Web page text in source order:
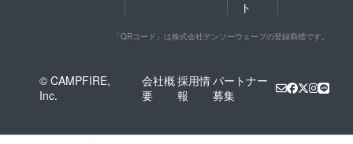
ト
「QRコード」は株式会社デンソーウェーブの登録商標です。
© CAMPFIRE,
Inc.
会社概
要
採用情
報
パートナー
募集